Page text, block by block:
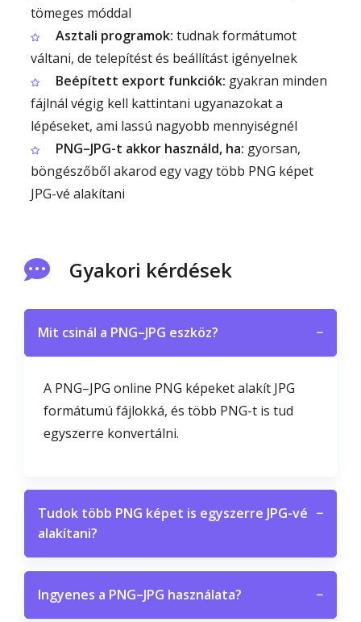
tömeges móddal
Asztali programok: tudnak formátumot
váltani, de telepítést és beállítást igényelnek
Beépített export funkciók: gyakran minden
fájlnál végig kell kattintani ugyanazokat a
lépéseket, ami lassú nagyobb mennyiségnél
PNG–JPG-t akkor használd, ha: gyorsan,
böngészőből akarod egy vagy több PNG képet
JPG-vé alakítani
Gyakori kérdések
Mit csinál a PNG–JPG eszköz? −
A PNG–JPG online PNG képeket alakít JPG
formátumú fájlokká, és több PNG-t is tud
egyszerre konvertálni.
Tudok több PNG képet is egyszerre JPG-vé
alakítani?
−
Ingyenes a PNG–JPG használata? −